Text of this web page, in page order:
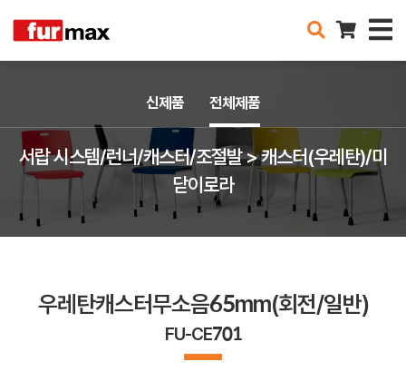
서랍 시스템/런너/캐스터/조절발 > 캐스터(우레탄)/미
닫이로라
신제품 전체제품
우레탄캐스터무소음65mm(회전/일반)
FU-CE701